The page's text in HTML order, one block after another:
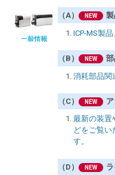
（A） NEW
ICP-MS製
（B） NEW
消耗部品関
（C） NEW
最新の装置
どをご覧
す。
（D） NEW